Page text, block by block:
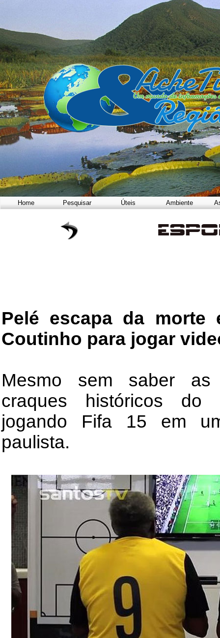
Home Pesquisar Úteis Ambiente
Pelé escapa da morte
Coutinho para jogar
Mesmo sem saber
craques históricos do
jogando Fifa 15 em
paulista.